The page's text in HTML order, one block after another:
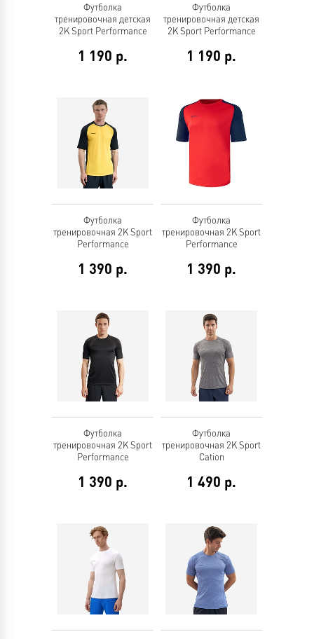
Футболка
тренировочная детская
2K Sport Performance
1 190 р.
Футболка
тренировочная детская
2K Sport Performance
1 190 р.
Футболка
тренировочная 2K Sport
Performance
1 390 р.
Футболка
тренировочная 2K Sport
Performance
1 390 р.
Футболка
тренировочная 2K Sport
Performance
1 390 р.
Футболка
тренировочная 2K Sport
Cation
1 490 р.